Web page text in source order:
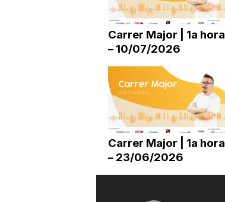
a
r
a
Carrer Major | 1a hora
– 10/07/2026
Carrer Major | 1a hora
– 23/06/2026